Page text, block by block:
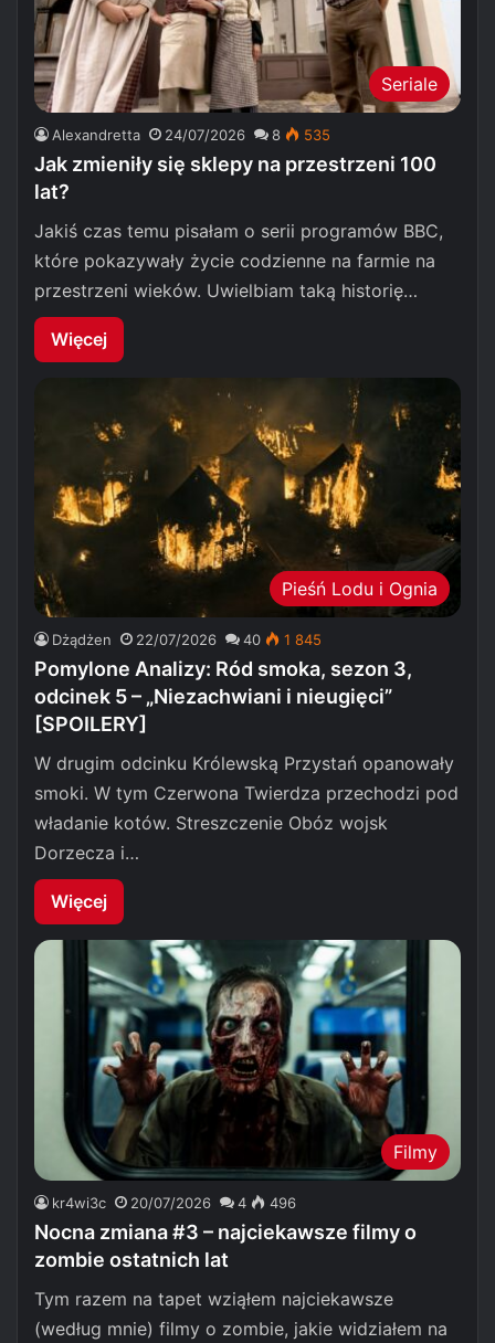
Seriale
Alexandretta 24/07/2026 8 535
Jak zmieniły się sklepy na przestrzeni 100
lat?
Jakiś czas temu pisałam o serii programów BBC,
które pokazywały życie codzienne na farmie na
przestrzeni wieków. Uwielbiam taką historię…
Więcej
Pieśń Lodu i Ognia
Dżądżen 22/07/2026 40 1 845
Pomylone Analizy: Ród smoka, sezon 3,
odcinek 5 – „Niezachwiani i nieugięci”
[SPOILERY]
W drugim odcinku Królewską Przystań opanowały
smoki. W tym Czerwona Twierdza przechodzi pod
władanie kotów. Streszczenie Obóz wojsk
Dorzecza i…
Więcej
Filmy
kr4wi3c 20/07/2026 4 496
Nocna zmiana #3 – najciekawsze filmy o
zombie ostatnich lat
Tym razem na tapet wziąłem najciekawsze
(według mnie) filmy o zombie, jakie widziałem na